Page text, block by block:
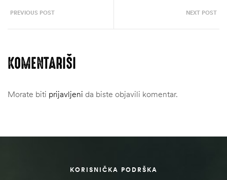
PREVIOUS POST NEXT POST
KOMENTARIŠI
Morate biti prijavljeni da biste objavili komentar.
KORISNIČKA PODRŠKA